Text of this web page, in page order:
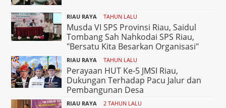
RIAU RAYA TAHUN LALU
Musda VI SPS Provinsi Riau, Saidul
Tombang Sah Nahkodai SPS Riau,
"Bersatu Kita Besarkan Organisasi"
RIAU RAYA TAHUN LALU
Perayaan HUT Ke-5 JMSI Riau,
Dukungan Terhadap Pacu Jalur dan
Pembangunan Desa
RIAU RAYA 2 TAHUN LALU